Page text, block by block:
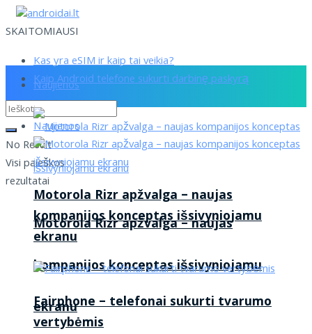
SKAITOMIAUSI
Kas yra eSIM ir kaip tai veikia?
Kaip Android telefone sukurti darbinę paskyrą
No Result
Visi paieškos
rezultatai
Naujienos
Motorola Rizr apžvalga – naujas
kompanijos konceptas išsivyniojamu
ekranu
Naujienos
Motorola Rizr apžvalga – naujas
kompanijos konceptas išsivyniojamu
ekranu
Fairphone – telefonai sukurti tvarumo
vertybėmis